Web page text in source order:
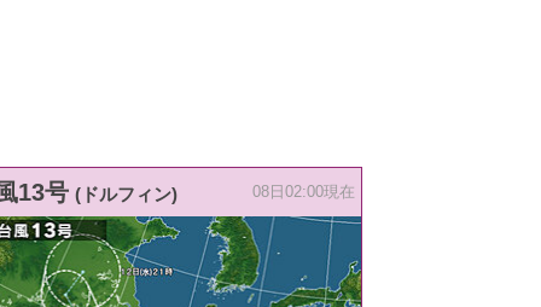
13号 (ドルフィン) 08日02:00現在